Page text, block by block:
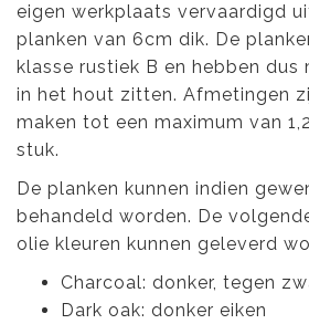
eigen werkplaats vervaardigd
planken van 6cm dik. De
klasse rustiek B en hebben dus
in het hout zitten. Afmetingen
maken tot een maximum van
stuk.
De planken kunnen indien
behandeld worden. De
olie kleuren kunnen geleverd
Charcoal: donker, tegen
Dark oak: donker eiken